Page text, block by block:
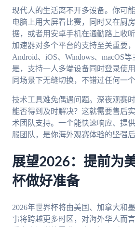
现代人的生活离不开多设备。你可
电脑上用大屏看比赛，同时又在厨
据，或者用安卓手机在通勤路上收
加速器对多个平台的支持至关重要
Android、iOS、Windows、macOS
是，支持一人多端设备同时登录使
同场景下无缝切换，不错过任何一个
技术工具难免偶遇问题。深夜观赛
能否得到及时解决？这就需要售后
术团队支持。一个能快速响应、提
服团队，是你海外观赛体验的坚强后
展望2026：提前为
杯做好准备
2026年世界杯将由美国、加拿大和
事将跨越更多时区，对海外华人而